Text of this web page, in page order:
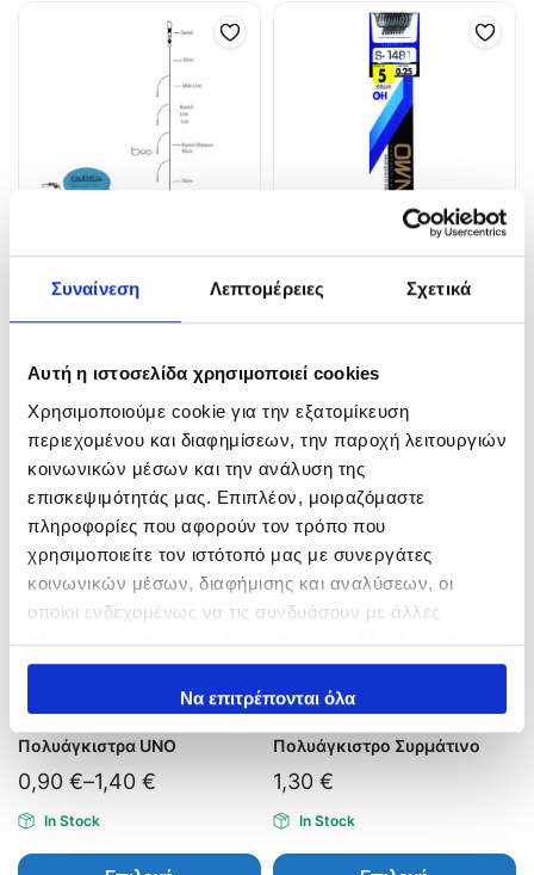
Συναίνεση Λεπτομέρειες Σχετικά
Αυτή η ιστοσελίδα χρησιμοποιεί cookies
Χρησιμοποιούμε cookie για την εξατομίκευση
περιεχομένου και διαφημίσεων, την παροχή λειτουργιών
κοινωνικών μέσων και την ανάλυση της
επισκεψιμότητάς μας. Επιπλέον, μοιραζόμαστε
πληροφορίες που αφορούν τον τρόπο που
χρησιμοποιείτε τον ιστότοπό μας με συνεργάτες
κοινωνικών μέσων, διαφήμισης και αναλύσεων, οι
οποίοι ενδεχομένως να τις συνδυάσουν με άλλες
πληροφορίες που τους έχετε παραχωρήσει ή τις οποίες
έχουν συλλέξει σε σχέση με την από μέρους σας χρήση
των υπηρεσιών τους.Να επιτρέπονται όλα
ΑΡΜΑΤΩΣΙΑ ΚΑΛΑΜΑΡΙΕΡΑΣ
Προσθήκη στο καλάθι
ΜΟΝΑΓΚΙΣΤΡΑ S-1481
Επιλογή
Πολυάγκιστρα UNO
0,90 €–1,40 €
In Stock
Πολυάγκιστρο Συρμάτινο
1,30 €
In Stock